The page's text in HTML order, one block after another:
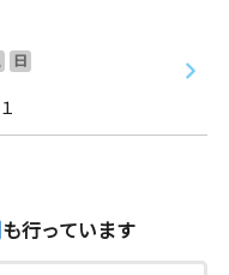
日
も行っています